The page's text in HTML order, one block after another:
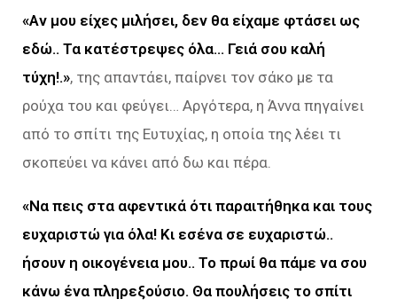
«Αν μου είχες μιλήσει, δεν θα είχαμε φτάσει ως
εδώ.. Τα κατέστρεψες όλα… Γειά σου καλή
τύχη!.», της απαντάει, παίρνει τον σάκο με τα
ρούχα του και φεύγει… Αργότερα, η Άννα πηγαίνει
από το σπίτι της Ευτυχίας, η οποία της λέει τι
σκοπεύει να κάνει από δω και πέρα.
«Να πεις στα αφεντικά ότι παραιτήθηκα και τους
ευχαριστώ για όλα! Κι εσένα σε ευχαριστώ..
ήσουν η οικογένεια μου.. Το πρωί θα πάμε να σου
κάνω ένα πληρεξούσιο. Θα πουλήσεις το σπίτι